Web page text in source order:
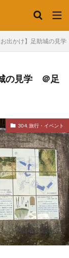
お出かけ】足助城の見
の見学 ＠足
304. 旅行・イベント